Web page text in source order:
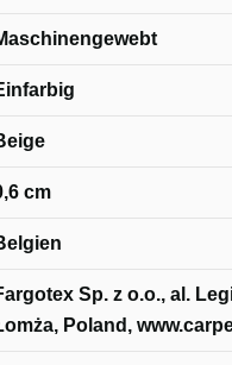
cm
Sp. z o.o., al.
Poland,